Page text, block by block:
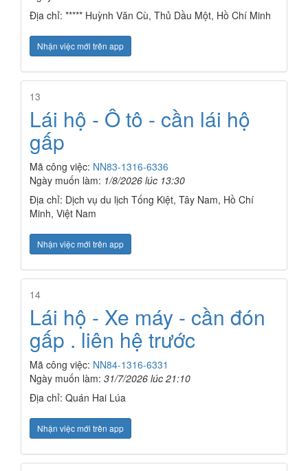
Địa chỉ: ***** Huỳnh Văn Cù, Thủ Dầu Một, Hồ Chí Minh
Nhận việc mới trên app
13
Lái hộ - Ô tô - cần lái hộ
gấp
Mã công việc: NN83-1316-6336
Ngày muốn làm: 1/8/2026 lúc 13:30
Địa chỉ: Dịch vụ du lịch Tống Kiệt, Tây Nam, Hồ Chí
Minh, Việt Nam
Nhận việc mới trên app
14
Lái hộ - Xe máy - cần đón
gấp . liên hệ trước
Mã công việc: NN84-1316-6331
Ngày muốn làm: 31/7/2026 lúc 21:10
Địa chỉ: Quán Hai Lúa
Nhận việc mới trên app